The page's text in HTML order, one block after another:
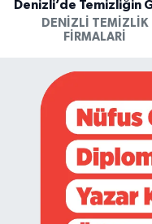
DENIZLI TEMIZLIK
FIRMALARI